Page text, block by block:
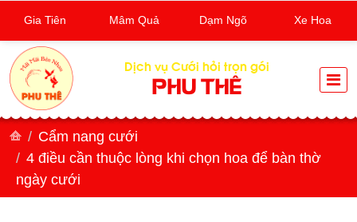
Dịch vụ Cưới hỏi trọn gói
PHU THÊ
Cẩm nang cưới
4 điều cần thuộc lòng khi chọn hoa để bàn thờ
ngày cưới
Gia Tiên Mâm Quả Dạm Ngõ Xe Hoa